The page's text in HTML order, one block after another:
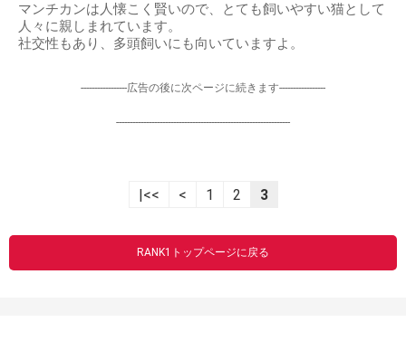
マンチカンは人懐こく賢いので、とても飼いやすい猫として
人々に親しまれています。
社交性もあり、多頭飼いにも向いていますよ。
-----------------広告の後に次ページに続きます-----------------
----------------------------------------------------------------
|<< < 1 2 3
RANK1トップページに戻る